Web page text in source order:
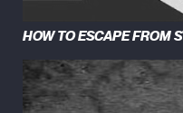
HOW TO ESCAPE FROM